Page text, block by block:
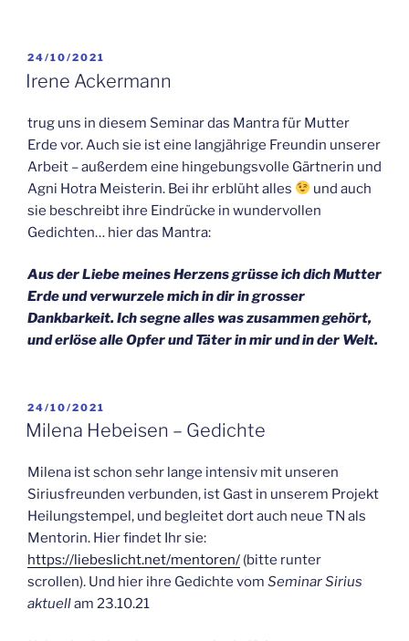
VERÖFFENTLICHT
AM
24/10/2021
Irene Ackermann
trug uns in diesem Seminar das Mantra für Mutter
Erde vor. Auch sie ist eine langjährige Freundin unserer
Arbeit – außerdem eine hingebungsvolle Gärtnerin und
Agni Hotra Meisterin. Bei ihr erblüht alles
und auch
sie beschreibt ihre Eindrücke in wundervollen
Gedichten… hier das Mantra:
Aus der Liebe meines Herzens grüsse ich dich Mutter
Erde und verwurzele mich in dir in grosser
Dankbarkeit. Ich segne alles was zusammen gehört,
und erlöse alle Opfer und Täter in mir und in der Welt.
VERÖFFENTLICHT
AM
24/10/2021
Milena Hebeisen – Gedichte
Milena ist schon sehr lange intensiv mit unseren
Siriusfreunden verbunden, ist Gast in unserem Projekt
Heilungstempel, und begleitet dort auch neue TN als
Mentorin. Hier findet Ihr sie:
https://liebeslicht.net/mentoren/ (bitte runter
scrollen). Und hier ihre Gedichte vom Seminar Sirius
aktuellam 23.10.21